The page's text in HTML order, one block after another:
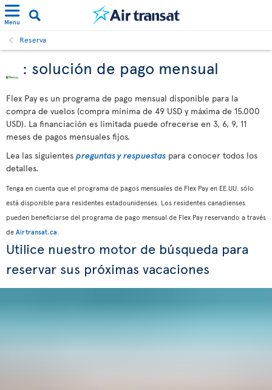
Menu
Reserva
: solución de pago mensual
Flex Pay es un programa de pago mensual disponible para la
compra de vuelos (compra mínima de 49 USD y máxima de 15.000
USD). La financiación es limitada puede ofrecerse en 3, 6, 9, 11
meses de pagos mensuales fijos.
Lea las siguientes preguntas y respuestas para conocer todos los
detalles.
Tenga en cuenta que el programa de pagos mensuales de Flex Pay en EE.UU. sólo
está disponible para residentes estadounidenses. Los residentes canadienses
pueden beneficiarse del programa de pago mensual de Flex Pay reservando a través
de Airtransat.ca.
Utilice nuestro motor de búsqueda para
reservar sus próximas vacaciones